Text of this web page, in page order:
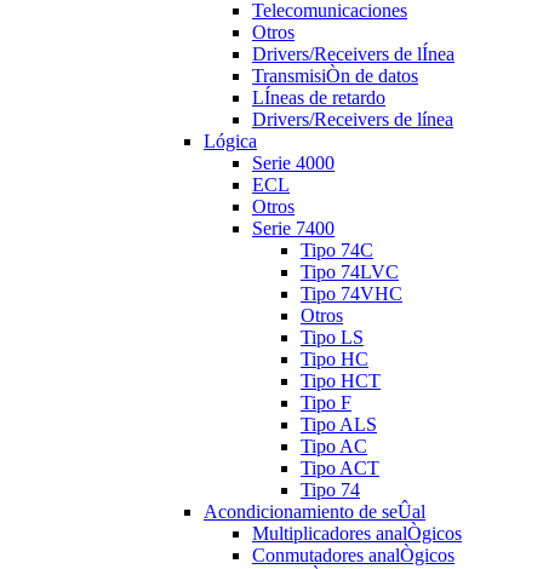
Telecomunicaciones
Otros
Drivers/Receivers de lÍnea
TransmisiÒn de datos
LÍneas de retardo
Drivers/Receivers de línea
Lógica
Serie 4000
ECL
Otros
Serie 7400
Tipo 74C
Tipo 74LVC
Tipo 74VHC
Otros
Tipo LS
Tipo HC
Tipo HCT
Tipo F
Tipo ALS
Tipo AC
Tipo ACT
Tipo 74
Acondicionamiento de seÛal
Multiplicadores analÒgicos
Conmutadores analÒgicos